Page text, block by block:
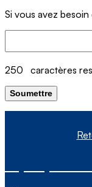
Si vous avez
250 caractères
Soumettre